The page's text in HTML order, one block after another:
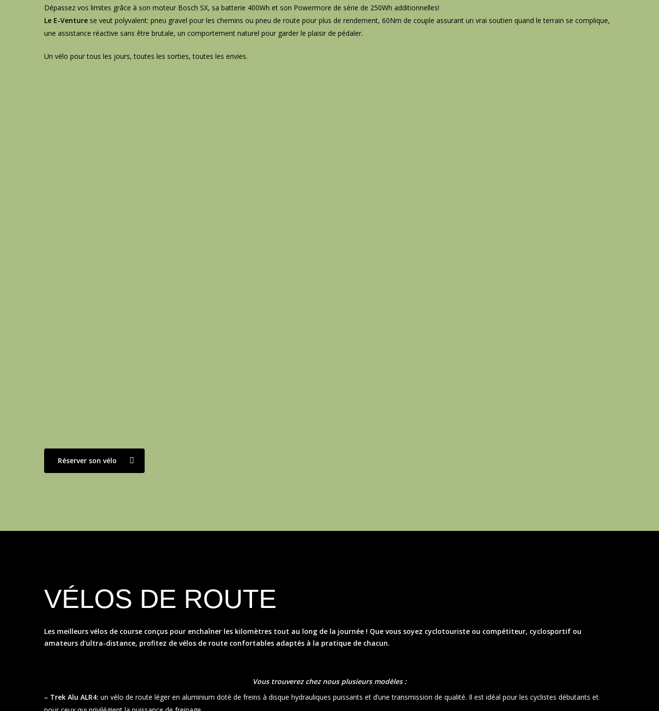
Dépassez vos limites grâce à son moteur Bosch SX, sa batterie 400Wh et son Powermore de série de 250Wh additionnelles!
Le E-Venture se veut polyvalent: pneu gravel pour les chemins ou pneu de route pour plus de rendement, 60Nm de couple assurant un vrai soutien quand le terrain se complique,
une assistance réactive sans être brutale, un comportement naturel pour garder le plaisir de pédaler.
Un vélo pour tous les jours, toutes les sorties, toutes les envies.
Réserver son vélo
VÉLOS DE ROUTE
Les meilleurs vélos de course conçus pour enchaîner les kilomètres tout au long de la journée ! Que vous soyez cyclotouriste ou compétiteur, cyclosportif ou
amateurs d’ultra-distance, profitez de vélos de route confortables adaptés à la pratique de chacun.
Vous trouverez chez nous plusieurs modèles :
– Trek Alu ALR4: un vélo de route léger en aluminium doté de freins à disque hydrauliques puissants et d’une transmission de qualité. Il est idéal pour les cyclistes débutants et